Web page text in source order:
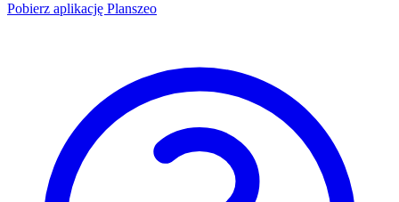
Pobierz aplikację Planszeo